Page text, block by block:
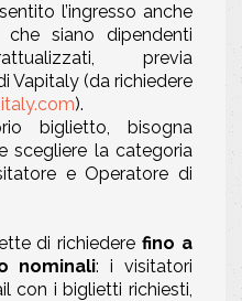
l’ingresso anche
siano dipendenti
previa
Vapitaly (da richiedere
).
biglietto, bisogna
scegliere la categoria
e Operatore di
di richiederefino a
nominali: i visitatori
con i biglietti richiesti,